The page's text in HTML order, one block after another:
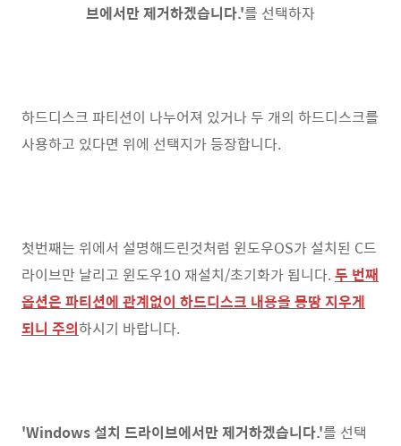
브에서만 제거하겠습니다.'를 선택하자
하드디스크 파티션이 나누어져 있거나 두 개의 하드디스크를
사용하고 있다면 위에 선택지가 등장합니다.
첫번째는 위에서 설명해드린것처럼 윈도우OS가 설치된 C드
라이브만 날리고 윈도우10 재설치/초기화가 됩니다. 두 번째
옵션은 파티션에 관계없이 하드디스크 내용을 몽땅 지우게
되니 주의하시기 바랍니다.
'Windows 설치 드라이브에서만 제거하겠습니다.'를 선택